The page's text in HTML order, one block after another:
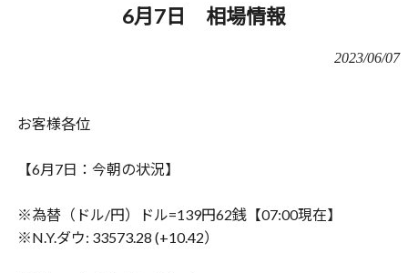
6月7日 相場情報
2023/06/07
お客様各位
【6月7日：今朝の状況】
※為替（ドル/円）ドル=139円62銭【07:00現在】
※N.Y.ダウ: 33573.28 (+10.42）